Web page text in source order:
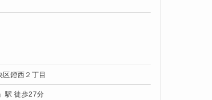
区鐙西２丁目
駅 徒歩27分